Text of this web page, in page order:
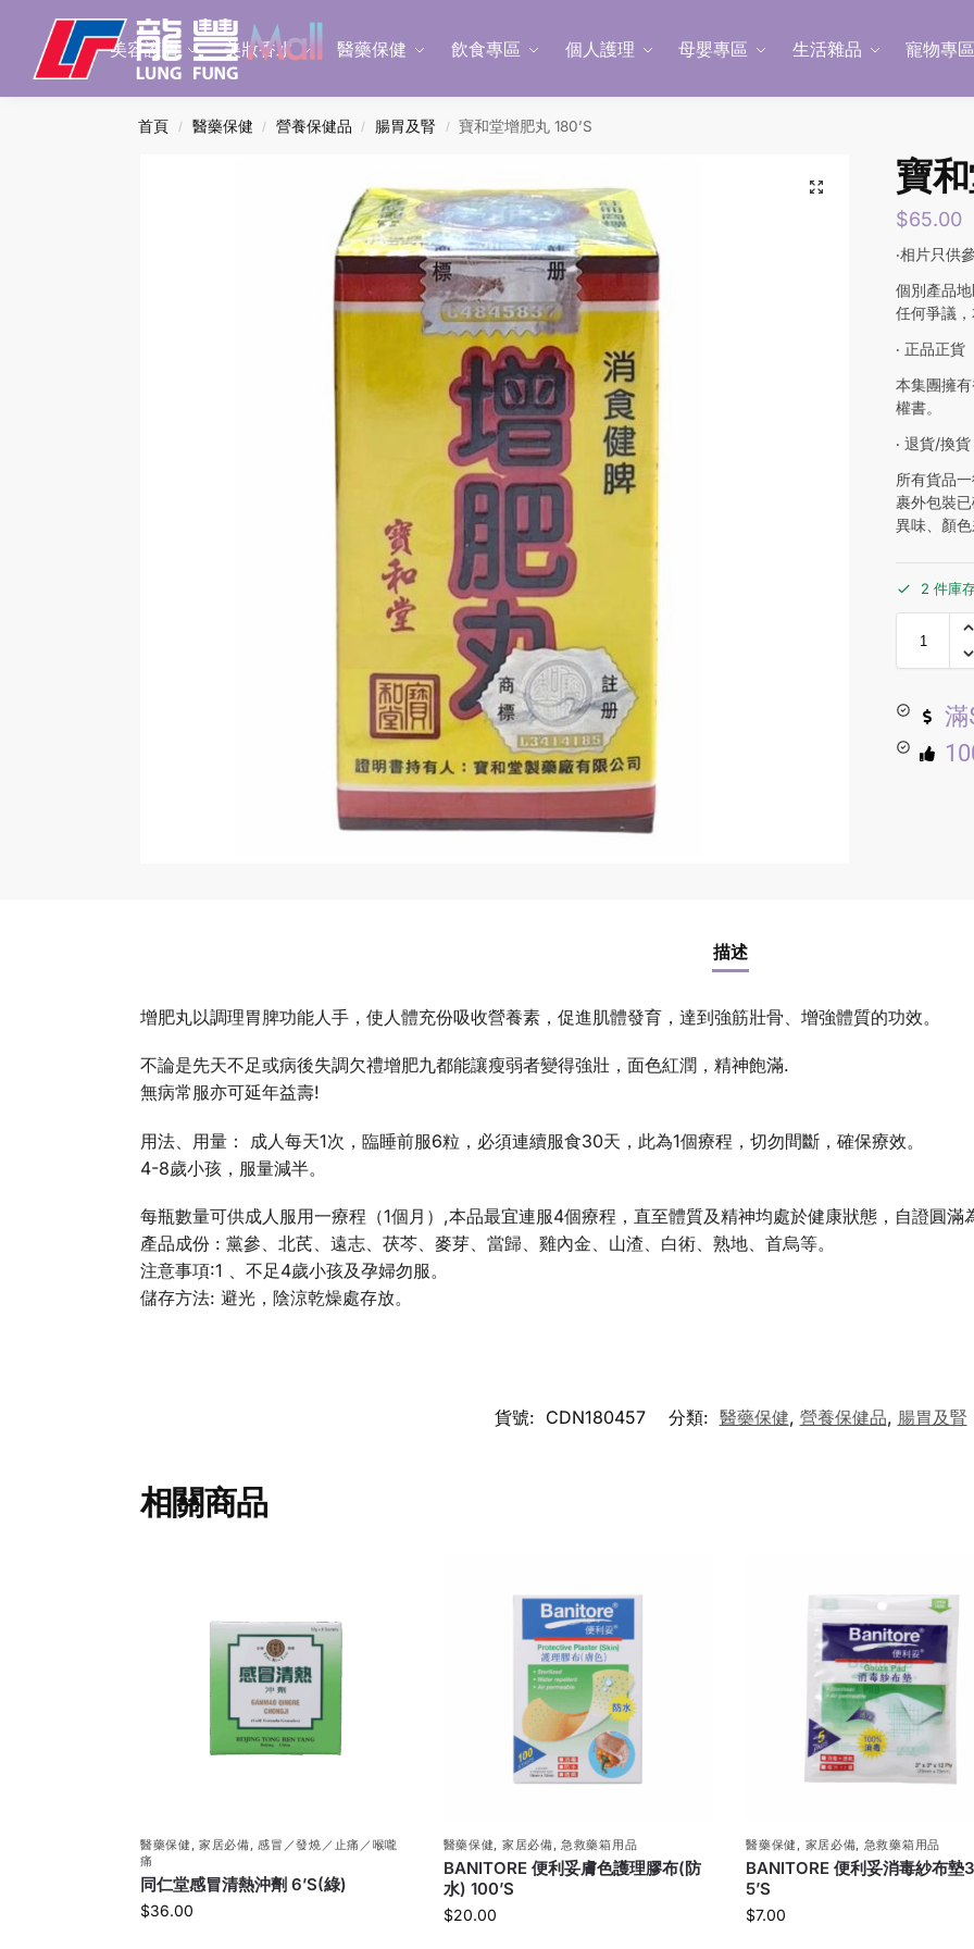
美容護膚 美妝香水 醫藥保健 飲食專區 個人護理 母嬰專區 生活雜品 寵物專
Search
首頁 / 醫藥保健 / 營養保健品 / 腸胃及腎 / 寶和堂增肥丸 180’S
寶
$65.00
‧相片只供
個別產品
任何爭議
‧ 正品正貨
本集團擁
權書。
‧ 退貨/換貨
所有貨品
裹外包裝
異味、顏
2 件庫
滿
描述
增肥丸以調理胃脾功能人手，使人體充份吸收營養素，促進肌體發育，達到強筋壯骨、增強體質的功效。
不論是先天不足或病後失調欠禮增肥九都能讓瘦弱者變得強壯，面色紅潤，精神飽滿.
無病常服亦可延年益壽!
用法、用量： 成人每天1次，臨睡前服6粒，必須連續服食30天，此為1個療程，切勿間斷，確保療效。
4-8歲小孩，服量減半。
每瓶數量可供成人服用一療程（1個月）,本品最宜連服4個療程，直至體質及精神均處於健康狀態，自證圓滿
產品成份 : 黨參、北芪、遠志、茯芩、麥芽、當歸、雞內金、山渣、白術、熟地、首烏等。
注意事項:1 、不足4歲小孩及孕婦勿服。
儲存方法: 避光，陰涼乾燥處存放。
貨號: CDN180457 分類: 醫藥保健, 營養保健品, 腸胃及腎
相關商品
醫藥保健 ,家居必備,感冒／發燒／止痛／喉嚨
痛
同仁堂感冒清熱沖劑 6’S(綠)
$36.00
醫藥保健, 家居必備,急救藥箱用品
BANITORE 便利妥膚色護理膠布(防
水) 100’S
$20.00
醫藥保健 , 家居必備, 急救藥箱用品
BANITORE 便利妥消毒紗布墊
5’S
$7.00